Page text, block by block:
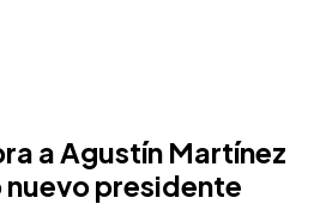
a Agustín Martínez
presidente